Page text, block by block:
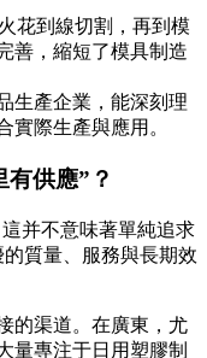
花到線切割，再到模
善，縮短了模具制造
生產企業，能深刻理
實際生產與應用。
供應”？
并不意味著單純追求
質量、服務與長期效
的渠道。在廣東，尤
量專注于日用塑膠制